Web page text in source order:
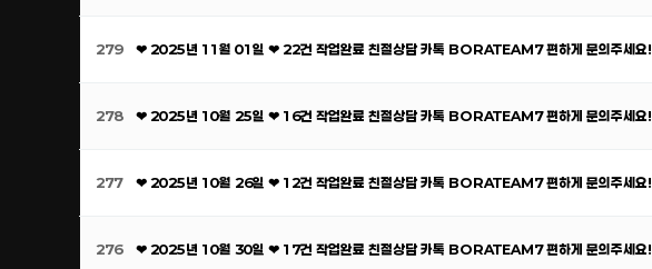
279 ❤ 2025년 11월 01일 ❤ 22건 작업완료 친절상담 카톡 BORATEAM7 편하게 문의주세요!
278 ❤ 2025년 10월 25일 ❤ 16건 작업완료 친절상담 카톡 BORATEAM7 편하게 문의주세요!
277 ❤ 2025년 10월 26일 ❤ 12건 작업완료 친절상담 카톡 BORATEAM7 편하게 문의주세요!
276 ❤ 2025년 10월 30일 ❤ 17건 작업완료 친절상담 카톡 BORATEAM7 편하게 문의주세요!